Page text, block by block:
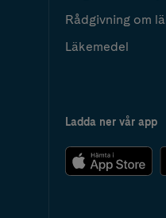
Rådgivning om
Läkemedel
Ladda ner vår app